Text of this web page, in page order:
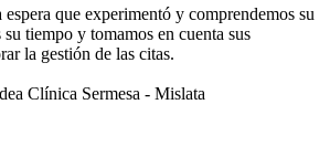
que experimentó y comprendemos su
tiempo y tomamos en cuenta sus
la gestión de las citas.
Clínica Sermesa - Mislata